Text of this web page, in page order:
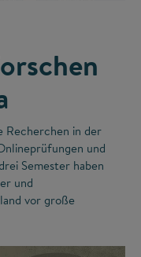
Recherchen in der
und
Semester haben
und
vor große